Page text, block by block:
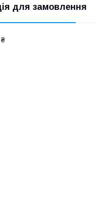
для замовлення